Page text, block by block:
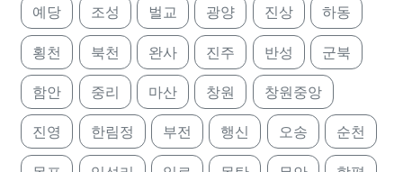
예당 조성 벌교 광양 진상 하동
횡천 북천 완사 진주 반성 군북
함안 중리 마산 창원 창원중앙
진영 한림정 부전 행신 오송 순천